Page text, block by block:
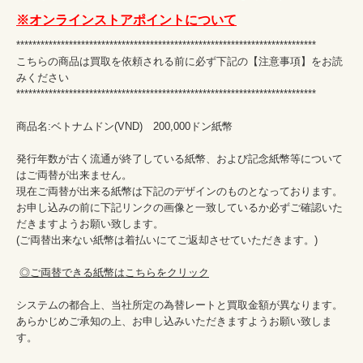
※オンラインストアポイントについて
**************************************************************************
こちらの商品は買取を依頼される前に必ず下記の【注意事項】をお読
みください
**************************************************************************
商品名:ベトナムドン(VND)　200,000ドン紙幣
発行年数が古く流通が終了している紙幣、および記念紙幣等について
はご両替が出来ません。
現在ご両替が出来る紙幣は下記のデザインのものとなっております。
お申し込みの前に下記リンクの画像と一致しているか必ずご確認いた
だきますようお願い致します。
(ご両替出来ない紙幣は着払いにてご返却させていただきます。)
◎ご両替できる紙幣はこちらをクリック
システムの都合上、当社所定の為替レートと買取金額が異なります。
あらかじめご承知の上、お申し込みいただきますようお願い致しま
す。